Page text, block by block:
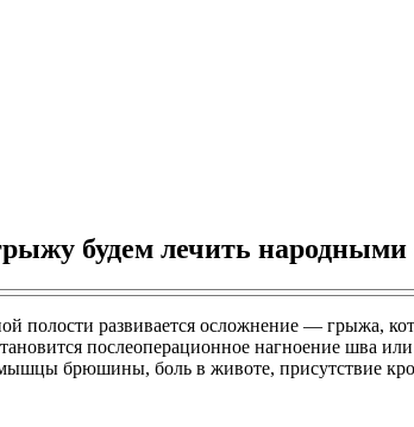
будем лечить народными
полости развивается осложнение — грыжа,
послеоперационное нагноение шва
брюшины, боль в животе, присутствие